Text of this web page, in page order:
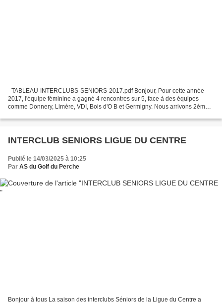
- TABLEAU-INTERCLUBS-SENIORS-2017.pdf Bonjour, Pour cette année
2017, l'équipe féminine a gagné 4 rencontres sur 5, face à des équipes
comme Donnery, Limère, VDI, Bois d'O B et Germigny. Nous arrivons 2ème
INTERCLUB SENIORS LIGUE DU CENTRE
Publié le 14/03/2025 à 10:25
Par AS du Golf du Perche
Bonjour à tous La saison des interclubs Séniors de la Ligue du Centre a